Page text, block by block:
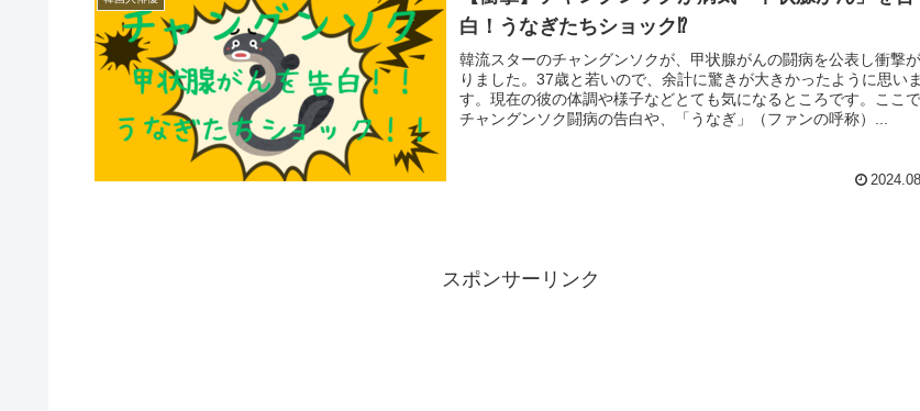
白！うなぎたちショック⁉
韓流スターのチャングンソクが、甲状腺がんの闘病を公表し衝撃
りました。37歳と若いので、余計に驚きが大きかったように思いま
す。現在の彼の体調や様子などとても気になるところです。ここ
チャングンソク闘病の告白や、「うなぎ」（ファンの呼称）...
スポンサーリンク